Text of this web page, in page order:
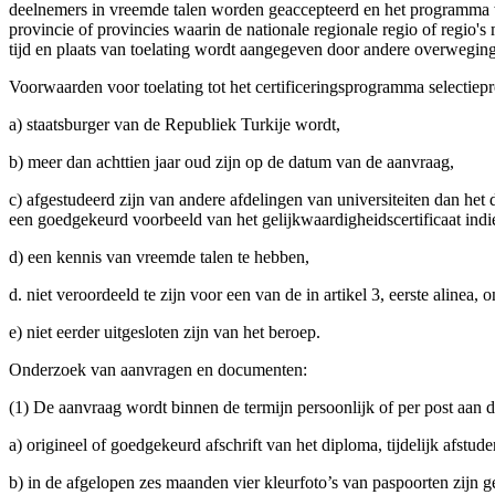
deelnemers in vreemde talen worden geaccepteerd en het
provincie of provincies waarin de nationale regionale regio of
tijd en plaats van toelating wordt aangegeven door andere
Voorwaarden voor toelating tot het certificeringsprogramma
a) staatsburger van de Republiek Turkije wordt,
b) meer dan achttien jaar oud zijn op de datum van de aanvraag,
c) afgestudeerd zijn van andere afdelingen van universiteiten dan
een goedgekeurd voorbeeld van het gelijkwaardigheidscertificaat
d) een kennis van vreemde talen te hebben,
d. niet veroordeeld te zijn voor een van de in artikel 3, eerste alinea,
e) niet eerder uitgesloten zijn van het beroep.
Onderzoek van aanvragen en documenten:
(1) De aanvraag wordt binnen de termijn persoonlijk of per post
a) origineel of goedgekeurd afschrift van het diploma, tijdelijk
b) in de afgelopen zes maanden vier kleurfoto’s van paspoorten zijn